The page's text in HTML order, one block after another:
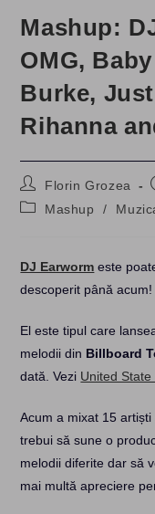
Mashup:
OMG,
Burke,
Rihanna
Post
author:
Florin Grozea
PostMashup /
DJ Earworm este
descoperit până
El este tipul care
melodii din Billboard
dată. Vezi United
Acum a mixat 15
trebui să sune o
melodii diferite dar să
mai multă apreciere